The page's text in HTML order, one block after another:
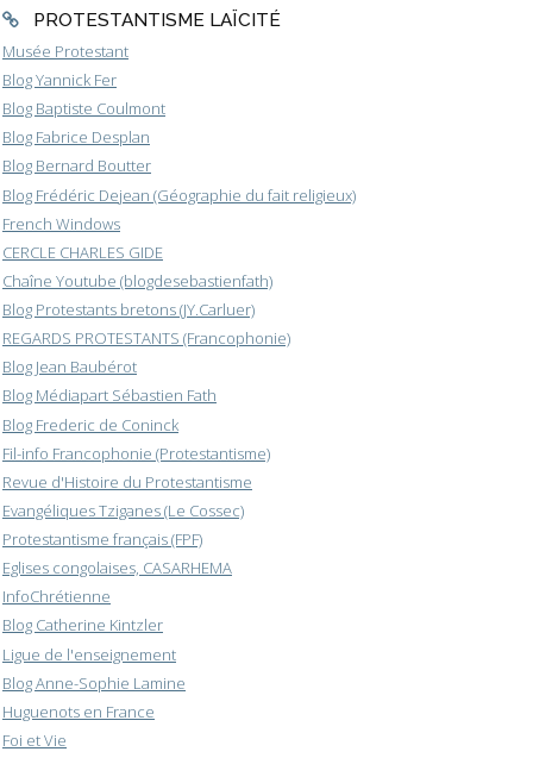
PROTESTANTISME LAÏCITÉ
Musée Protestant
Blog Yannick Fer
Blog Baptiste Coulmont
Blog Fabrice Desplan
Blog Bernard Boutter
Blog Frédéric Dejean (Géographie du fait religieux)
French Windows
CERCLE CHARLES GIDE
Chaîne Youtube (blogdesebastienfath)
Blog Protestants bretons (JY.Carluer)
REGARDS PROTESTANTS (Francophonie)
Blog Jean Baubérot
Blog Médiapart Sébastien Fath
Blog Frederic de Coninck
Fil-info Francophonie (Protestantisme)
Revue d'Histoire du Protestantisme
Evangéliques Tziganes (Le Cossec)
Protestantisme français (FPF)
Eglises congolaises, CASARHEMA
InfoChrétienne
Blog Catherine Kintzler
Ligue de l'enseignement
Blog Anne-Sophie Lamine
Huguenots en France
Foi et Vie